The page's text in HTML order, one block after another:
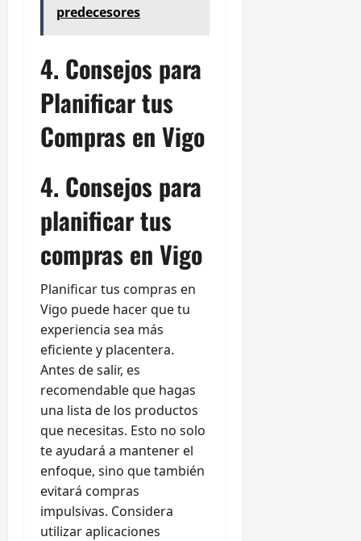
predecesores
4. Consejos para
Planificar tus
Compras en Vigo
4. Consejos para
planificar tus
compras en Vigo
Planificar tus compras en
Vigo puede hacer que tu
experiencia sea más
eficiente y placentera.
Antes de salir, es
recomendable que hagas
una lista de los productos
que necesitas. Esto no solo
te ayudará a mantener el
enfoque, sino que también
evitará compras
impulsivas. Considera
utilizar aplicaciones